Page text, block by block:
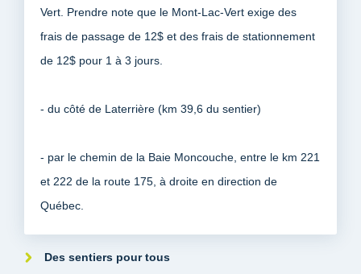
Vert. Prendre note que le Mont-Lac-Vert exige des
frais de passage de 12$ et des frais de stationnement
de 12$ pour 1 à 3 jours.
- du côté de Laterrière (km 39,6 du sentier)
- par le chemin de la Baie Moncouche, entre le km 221
et 222 de la route 175, à droite en direction de
Québec.
Des sentiers pour tous